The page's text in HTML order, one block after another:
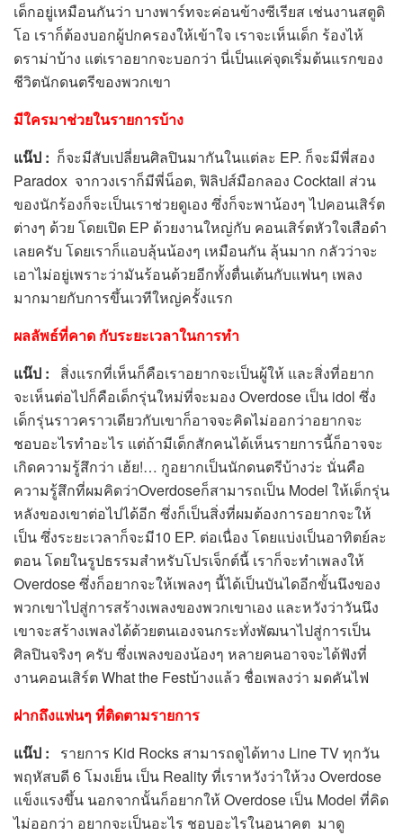
เด็กอยู่เหมือนกันว่า บางพาร์ทจะค่อนข้างซีเรียส เช่นงานสตูดิ
โอ เราก็ต้องบอกผู้ปกครองให้เข้าใจ เราจะเห็นเด็ก ร้องไห้
ดราม่าบ้าง แต่เราอยากจะบอกว่า นี่เป็นแค่จุดเริ่มต้นแรกของ
ชีวิตนักดนตรีของพวกเขา
มีใครมาช่วยในรายการบ้าง
แน๊ป : ก็จะมีสับเปลี่ยนศิลปินมากันในแต่ละ EP. ก็จะมีพี่สอง
Paradox จากวงเราก็มีพี่น็อต, ฟิลิปส์มือกลอง Cocktail ส่วน
ของนักร้องก็จะเป็นเราช่วยดูเอง ซึ่งก็จะพาน้องๆ ไปคอนเสิร์ต
ต่างๆ ด้วย โดยเปิด EP ด้วยงานใหญ่กับ คอนเสิร์ตหัวใจเสือดำ
เลยครับ โดยเราก็แอบลุ้นน้องๆ เหมือนกัน ลุ้นมาก กลัวว่าจะ
เอาไม่อยู่เพราะว่ามันร้อนด้วยอีกทั้งตื่นเต้นกับแฟนๆ เพลง
มากมายกับการขึ้นเวทีใหญ่ครั้งแรก
ผลลัพธ์ที่คาด กับระยะเวลาในการทำ
แน๊ป : สิ่งแรกที่เห็นก็คือเราอยากจะเป็นผู้ให้ และสิ่งที่อยาก
จะเห็นต่อไปก็คือเด็กรุ่นใหม่ที่จะมอง Overdose เป็น idol ซึ่ง
เด็กรุ่นราวคราวเดียวกับเขาก็อาจจะคิดไม่ออกว่าอยากจะ
ชอบอะไรทำอะไร แต่ถ้ามีเด็กสักคนได้เห็นรายการนี้ก็อาจจะ
เกิดความรู้สึกว่า เฮ้ย!… กูอยากเป็นนักดนตรีบ้างว่ะ นั่นคือ
ความรู้สึกที่ผมคิดว่าOverdoseก็สามารถเป็น Model ให้เด็กรุ่น
หลังของเขาต่อไปได้อีก ซึ่งก็เป็นสิ่งที่ผมต้องการอยากจะให้
เป็น ซึ่งระยะเวลาก็จะมี10 EP. ต่อเนื่อง โดยแบ่งเป็นอาทิตย์ละ
ตอน โดยในรูปธรรมสำหรับโปรเจ็กต์นี้ เราก็จะทำเพลงให้
Overdose ซึ่งก็อยากจะให้เพลงๆ นี้ได้เป็นบันไดอีกขั้นนึงของ
พวกเขาไปสู่การสร้างเพลงของพวกเขาเอง และหวังว่าวันนึง
เขาจะสร้างเพลงได้ด้วยตนเองจนกระทั่งพัฒนาไปสู่การเป็น
ศิลปินจริงๆ ครับ ซึ่งเพลงของน้องๆ หลายคนอาจจะได้ฟังที่
งานคอนเสิร์ต What the Festบ้างแล้ว ชื่อเพลงว่า มดคันไฟ
ฝากถึงแฟนๆ ที่ติดตามรายการ
แน๊ป : รายการ Kid Rocks สามารถดูได้ทาง Line TV ทุกวัน
พฤหัสบดี 6 โมงเย็น เป็น Reality ที่เราหวังว่าให้วง Overdose
แข็งแรงขึ้น นอกจากนั้นก็อยากให้ Overdose เป็น Model ที่คิด
ไม่ออกว่า อยากจะเป็นอะไร ชอบอะไรในอนาคต มาดู